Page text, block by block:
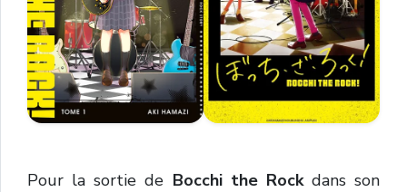
Pour la sortie de Bocchi the Rockdans son